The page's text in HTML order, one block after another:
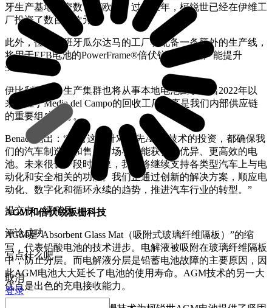
牙生产基地投资数百万欧元。过去三年，柯锐世已经在伊维工
厂投资了数百万欧元。
此外，位于西班牙瓜尔达马的工厂将配备一条额外的生产线，
将用于EFB电池的PowerFrame®倍伏锐®板栅的产能提升
50%。
伊比利亚半岛生产集群也将从事本地电池回收。自2022年以
来，位于Media del Campo的回收工厂一直是我们内部供应链
的重要组成部分。
Benade指出：“所有这些针对领先AGM技术的投资，都确保我
们的汽车制造商和售后市场客户能获得更优异、更高效的电
池。未来很长一段时间里，我们将继续支持各类型汽车上与电
动化和安全相关的功能。我们正通过创新的解决方案，顺应电
动化、数字化和循环永续的趋势，推进汽车行业的转型。”
AGM和倍伏锐板栅科技
AGM是“Absorbent Glass Mat（吸附式玻璃纤维隔板）”的缩
写，代表铅酸电池的技术进步。电解液被吸附在玻璃纤维隔板
中，防止分层。而电解液分层是铅蓄电池故障的主要原因，因
此AGM电池大大延长了电池的使用寿命。AGM技术的另一大
优点是出色的充电接收能力。
提交中，请稍后...
评论成功
写点什么吧
取消
登录